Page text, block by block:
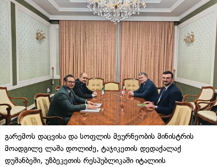
გარემოს დაცვისა და სოფლის მეურნეობის მინისტრის
მოადგილე ლაშა დოლიძე, ტაჯიკეთის დედაქალაქ
დუშანბეში, უზბეკეთის რესპუბლიკაში იტალიის